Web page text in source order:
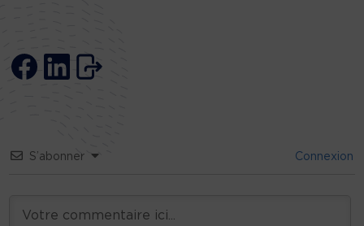
S’abonner Connexion